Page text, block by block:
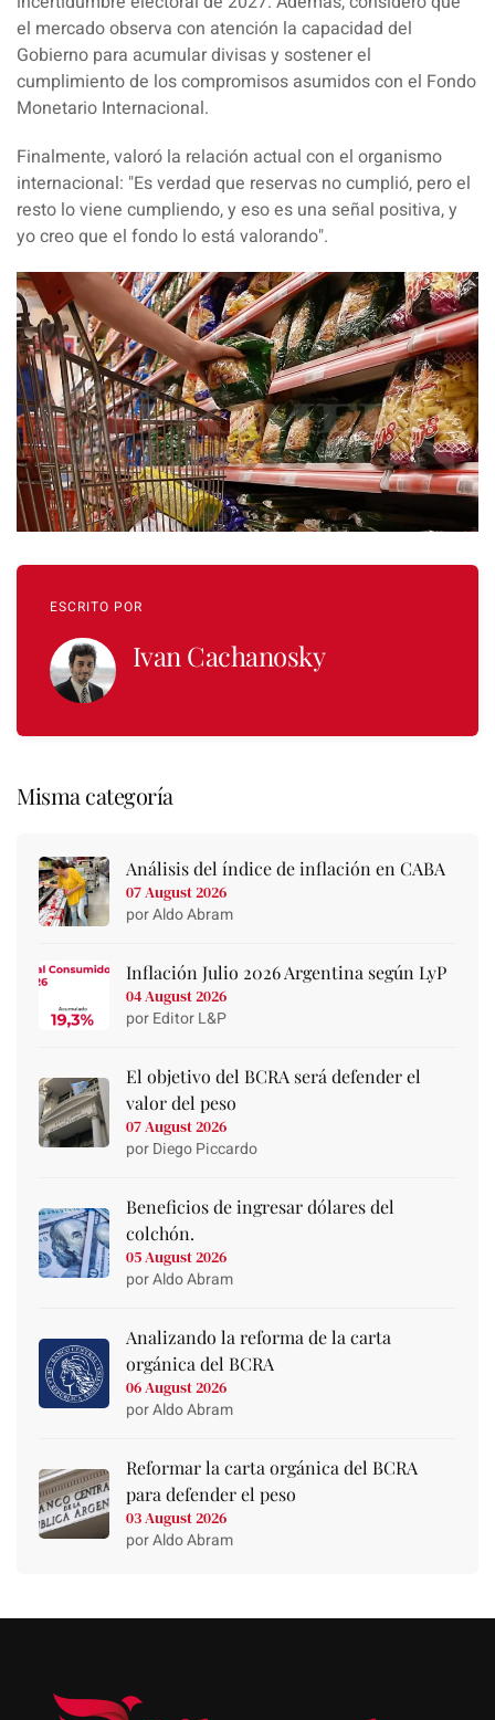
el mercado observa con atención la capacidad del
Gobierno para acumular divisas y sostener el
cumplimiento de los compromisos asumidos con el Fondo
Monetario Internacional.
Finalmente, valoró la relación actual con el organismo
internacional: "Es verdad que reservas no cumplió, pero el
resto lo viene cumpliendo, y eso es una señal positiva, y
yo creo que el fondo lo está valorando".
ESCRITO POR
Ivan Cachanosky
Misma categoría
Análisis del índice de inflación en CABA
07 August 2026
por Aldo Abram
Inflación Julio 2026 Argentina según LyP
04 August 2026
por Editor L&P
El objetivo del BCRA será defender el
valor del peso
07 August 2026
por Diego Piccardo
Beneficios de ingresar dólares del
colchón.
05 August 2026
por Aldo Abram
Analizando la reforma de la carta
orgánica del BCRA
06 August 2026
por Aldo Abram
Reformar la carta orgánica del BCRA
para defender el peso
03 August 2026
por Aldo Abram